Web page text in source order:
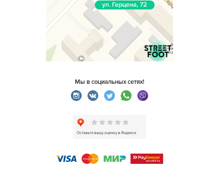
Мы в социальных сетях!